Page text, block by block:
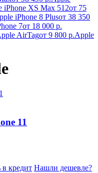
iPhone XS Max 512от 75
iPhone 8 Plusот 38 350
7от 18 000 р.
AirTagот 9 800 р.Apple
11
кредит Нашли дешевле?